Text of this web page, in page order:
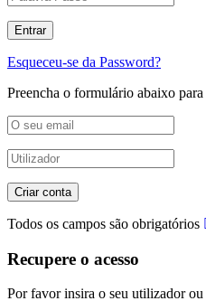
Esqueceu-se da Password?
Preencha o formulário abaixo para
Todos os campos são obrigatórios
Recupere o acesso
Por favor insira o seu utilizador ou